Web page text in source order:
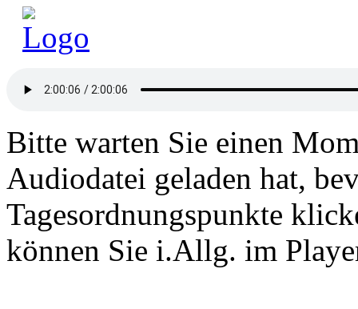
Bitte warten Sie einen
Audiodatei geladen hat,
Tagesordnungspunkte
können Sie i.Allg. im